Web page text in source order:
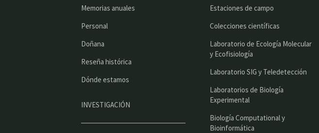
Memorias anuales
Personal
Doñana
Reseña histórica
Dónde estamos
INVESTIGACIÓN
Estaciones de campo
Colecciones científicas
Laboratorio de Ecología Molecular
y Ecofisiología
Laboratorio SIG y Teledetección
Laboratorios de Biología
Experimental
Biología Computational y
Bioinformática